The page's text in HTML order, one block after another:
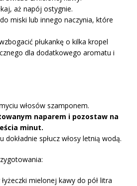
aż napój ostygnie.
miski lub innego naczynia, które
płukankę o kilka kropel
dla dodatkowego aromatu i
włosów szamponem.
naparem i pozostaw na
minut.
dokładnie spłucz włosy letnią wodą.
mielonej kawy do pół litra